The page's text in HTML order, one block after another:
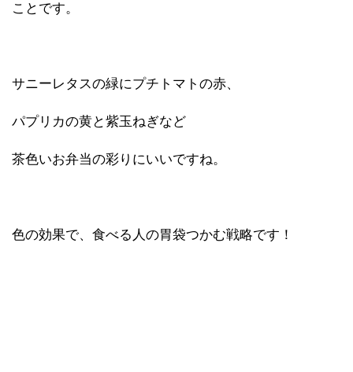
ことです。
サニーレタスの緑にプチトマトの赤、
パプリカの黄と紫玉ねぎなど
茶色いお弁当の彩りにいいですね。
色の効果で、食べる人の胃袋つかむ戦略です！